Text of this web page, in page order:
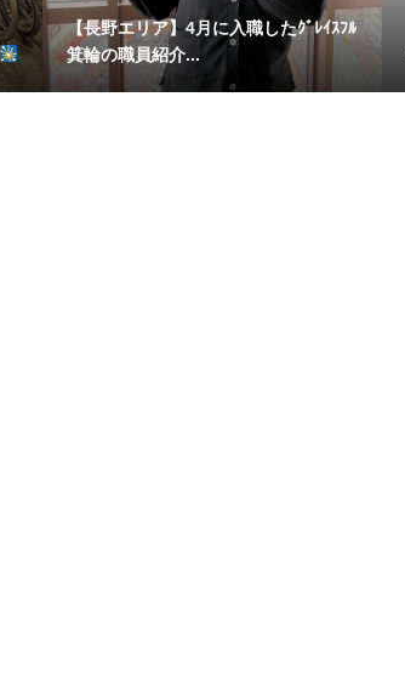
【長野エリア】4月に入職したｸﾞﾚｲｽﾌﾙ
箕輪の職員紹介...